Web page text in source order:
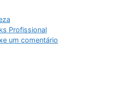
Profissional
um comentário